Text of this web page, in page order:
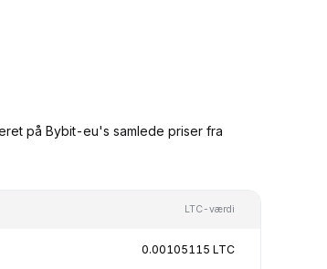
på Bybit-eu's samlede priser fra
LTC-værdi
0.00105115 LTC